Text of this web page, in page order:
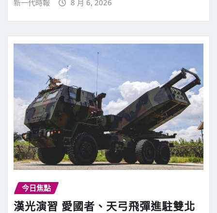
新一代時報 8 月 6, 2026
今日焦點
漢光演習 愛國者、天弓飛彈進駐雙北